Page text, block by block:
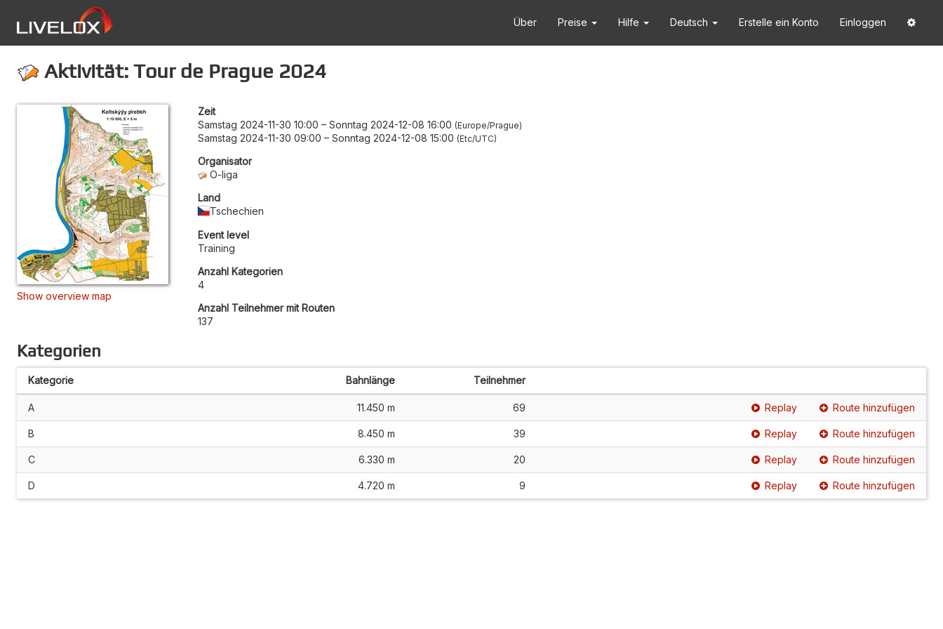
Über Preise Hilfe Deutsch Erstelle ein Konto Einloggen
Aktivität: Tour de Prague 2024
Show overview map
Zeit
Samstag 2024-11-30 10:00 – Sonntag 2024-12-08 16:00 Europe/Prague
Samstag 2024-11-30 09:00 – Sonntag 2024-12-08 15:00 Etc/UTC
Organisator
O-liga
Land
Tschechien
Event level
Training
Anzahl Kategorien
4
Anzahl Teilnehmer mit Routen
137
Kategorien
Kategorie Bahnlänge Teilnehmer
A 11.450 m 69 Replay Route hinzufügen
B 8.450 m 39 Replay Route hinzufügen
C 6.330 m 20 Replay Route hinzufügen
D 4.720 m 9 Replay Route hinzufügen